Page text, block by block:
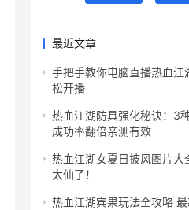
最近文章
手把手教你电脑直播热血江
松开播
热血江湖防具强化秘诀：3
成功率翻倍亲测有效
热血江湖女夏日披风图片大
太仙了！
热血江湖宾果玩法全攻略